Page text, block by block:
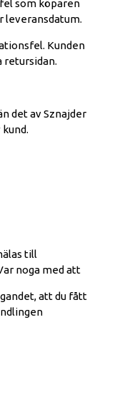
som köparen
leveransdatum.
Kunden
retursidan.
det av Sznajder
till
noga med att
att du fått